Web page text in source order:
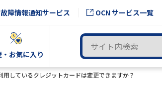
障情報通知サービス OCN サービス一覧
お気に入り
用しているクレジットカードは変更できますか？